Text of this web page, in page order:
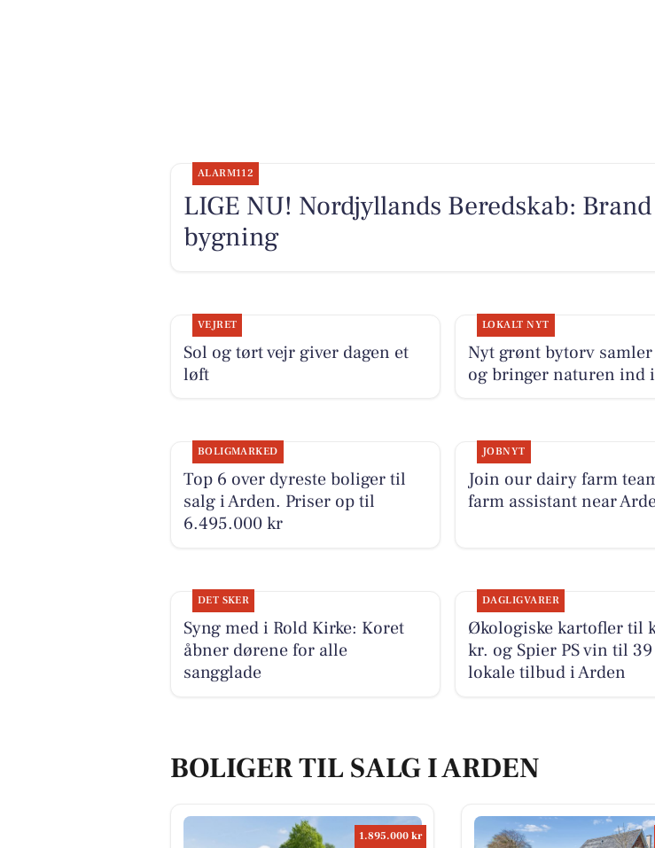
ALARM112
LIGE NU! Nordjyllands Beredskab:
bygning
VEJRET
Sol og tørt vejr giver dagen et
løft
LOKALT NYT
Nyt grønt bytorv
og bringer naturen ind
BOLIGMARKED
Top 6 over dyreste boliger til
salg i Arden. Priser op til
6.495.000 kr
JOBNYT
Join our dairy farm
farm assistant near
DET SKER
Syng med i Rold Kirke: Koret
åbner dørene for alle
sangglade
DAGLIGVARER
Økologiske kartofler til
kr. og Spier PS vin til
lokale tilbud i Arden
BOLIGER TIL SALG I ARDEN
1.895.000 kr